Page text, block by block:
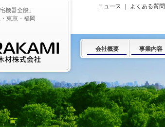
機器全般」
東京・福岡
ニュース よくある質問
会社概要 事業内容